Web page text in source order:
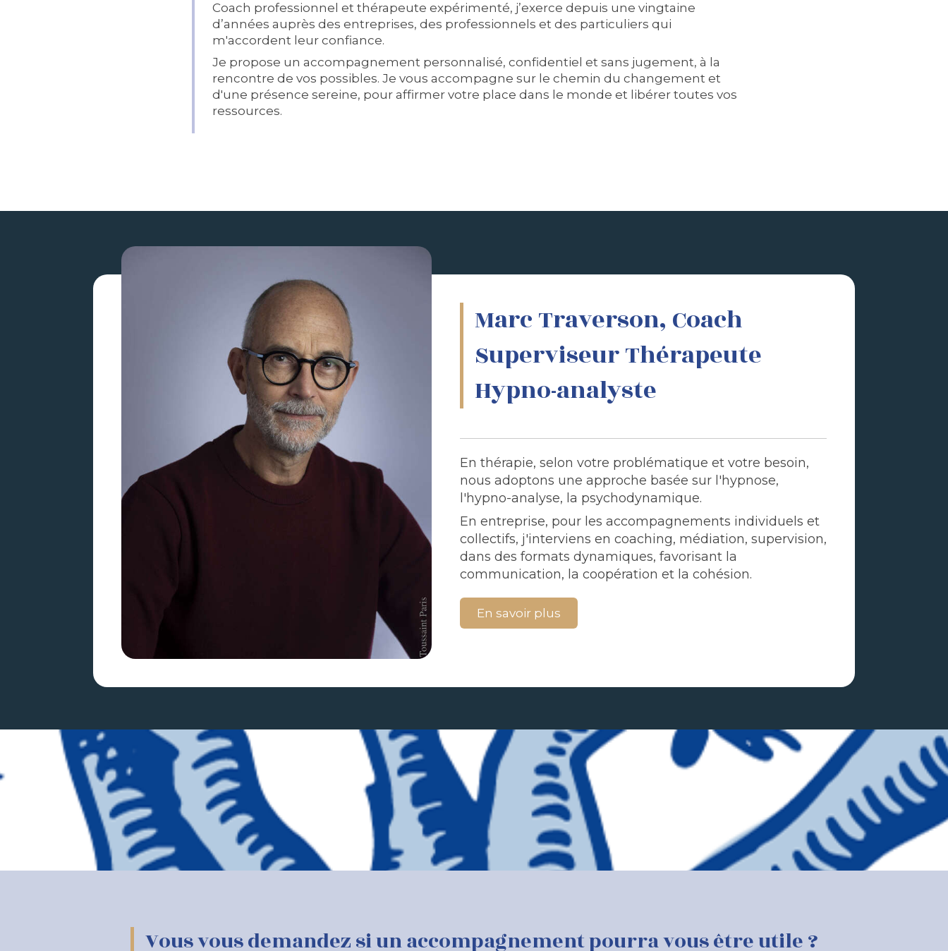
Coach professionnel et thérapeute expérimenté, j’exerce depuis une vingtaine
d’années auprès des entreprises, des professionnels et des particuliers qui
m'accordent leur confiance.
Je propose un accompagnement personnalisé, confidentiel et sans jugement, à la
rencontre de vos possibles. Je vous accompagne sur le chemin du changement et
d'une présence sereine, pour affirmer votre place dans le monde et libérer toutes vos
ressources.
Marc Traverson, Coach
Superviseur Thérapeute
Hypno-analyste
En thérapie, selon votre problématique et votre besoin,
nous adoptons une approche basée sur l'hypnose,
l'hypno-analyse, la psychodynamique.
En entreprise, pour les accompagnements individuels et
collectifs, j'interviens en coaching, médiation, supervision,
dans des formats dynamiques, favorisant la
communication, la coopération et la cohésion.
En savoir plus
Vous vous demandez si un accompagnement pourra vous être utile ?